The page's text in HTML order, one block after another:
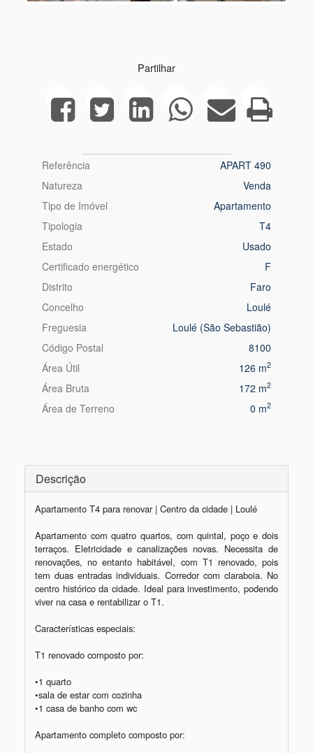
Partilhar
Referência
APART 490
Natureza
Venda
Tipo de Imóvel
Apartamento
Tipologia
T4
Estado
Usado
Certificado energético
F
Distrito
Faro
Concelho
Loulé
Freguesia
Loulé (São Sebastião)
Código Postal
8100
Área Útil
126 m2
Área Bruta 172 m2
Área de Terreno 0 m2
Descrição
Apartamento T4 para renovar | Centro da cidade | Loulé
Apartamento com quatro quartos, com quintal, poço e dois
terraços. Eletricidade e canalizações novas. Necessita de
renovações, no entanto habitável, com T1 renovado, pois
tem duas entradas individuais. Corredor com claraboia. No
centro histórico da cidade. Ideal para investimento, podendo
viver na casa e rentabilizar o T1.
Características especiais:
T1 renovado composto por:
•1 quarto
•sala de estar com cozinha
•1 casa de banho com wc
Apartamento completo composto por: